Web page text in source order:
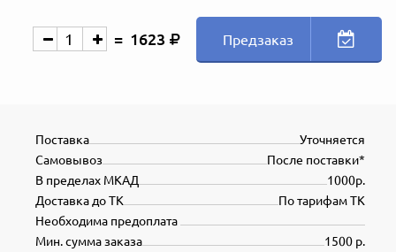
1623 Предзаказ
Уточняется
Поставка
После поставки*
Самовывоз
1000р.
В пределах МКАД
По тарифам ТК
Доставка до ТК
Необходима предоплата
1500 р.
Мин. сумма заказа